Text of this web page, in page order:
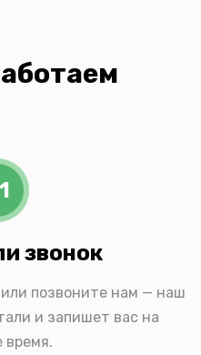
звонок
позвоните нам — наш
и запишет вас на
время.